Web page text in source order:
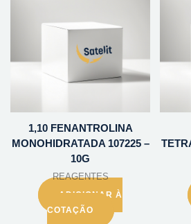
1,10 FENANTROLINA
MONOHIDRATADA 107225 –
10G
REAGENTES
ADICIONAR À
COTAÇÃO